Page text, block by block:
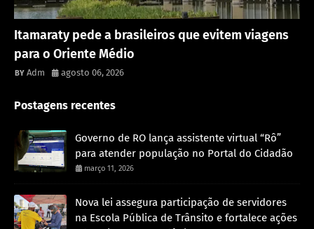
Itamaraty pede a brasileiros que evitem viagens
para o Oriente Médio
Adm agosto 06, 2026
Postagens recentes
Governo de RO lança assistente virtual “Rô”
para atender população no Portal do Cidadão
março 11, 2026
Nova lei assegura participação de servidores
na Escola Pública de Trânsito e fortalece ações